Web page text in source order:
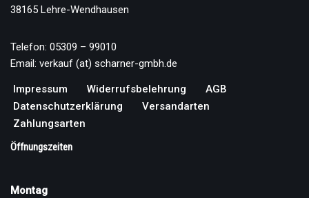
38165 Lehre-Wendhausen
Telefon: 05309 – 99010
Email: verkauf (at) scharner-gmbh.de
Impressum Widerrufsbelehrung
AGB
Datenschutzerklärung
Versandarten
Zahlungsarten
Öffnungszeiten
Montag